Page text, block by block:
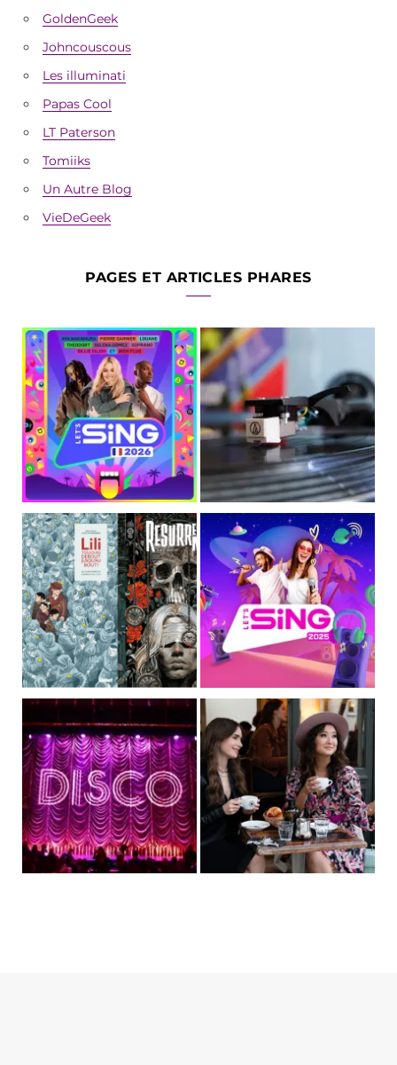
GoldenGeek
Johncouscous
Les illuminati
Papas Cool
LT Paterson
Tomiiks
Un Autre Blog
VieDeGeek
PAGES ET ARTICLES PHARES